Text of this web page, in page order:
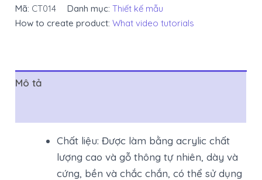
Mã: CT014 Danh mục:Thiết kế mẫu
How to create product:What video tutorials
Mô tả
Chất liệu: Được làm bằng acrylic chất
lượng cao và gỗ thông tự nhiên, dày và
cứng, bền và chắc chắn, có thể sử dụng